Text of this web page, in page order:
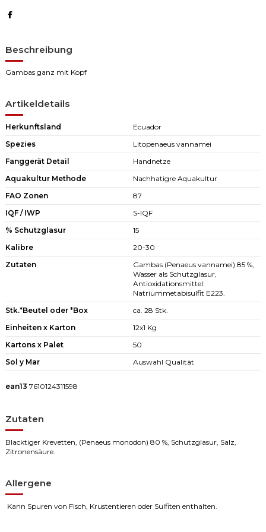
Beschreibung
Gambas ganz mit Kopf
Artikeldetails
Herkunftsland
Ecuador
Spezies
Litopenaeus vannamei
Fanggerät Detail
Handnetze
Aquakultur Methode
Nachhatigre Aquakultur
FAO Zonen
87
IQF / IWP
S-IQF
% Schutzglasur
15
Kalibre
20-30
Zutaten
Gambas (Penaeus vannamei) 85 %,
Wasser als Schutzglasur,
Antioxidationsmittel:
Natriummetabisulfit E223.
Stk.*Beutel oder *Box
ca. 28 Stk.
Einheiten x Karton
12x1 Kg
Kartons x Palet
50
Sol y Mar
Auswahl Qualität
ean13 7610124311598
Zutaten
Blacktiger Krevetten, (Penaeus monodon) 80 %, Schutzglasur, Salz,
Zitronensäure.
Allergene
Kann Spuren von Fisch, Krustentieren oder Sulfiten enthalten.